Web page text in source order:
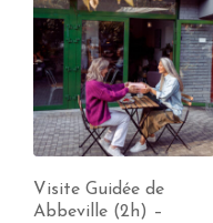
Visite Guidée de
Abbeville (2h) –